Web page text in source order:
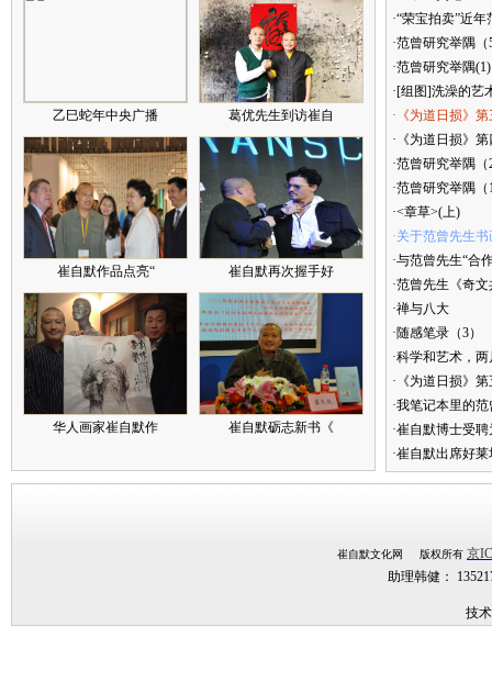
乙巳蛇年中央广播 葛优先生到访崔自
崔自默作品点亮“ 崔自默再次握手好
华人画家崔自默作 崔自默砺志新书《
·“荣宝拍卖”近
·范曾研究举隅（
·范曾研究举隅(1)
·[组图]洗澡的艺
·《为道日损》
·《为道日损》
·范曾研究举隅（
·范曾研究举隅（
·<章草>(上)
·关于范曾先生
·与范曾先生“合
·范曾先生《奇
·禅与八大
·随感笔录（3）
·科学和艺术，
·《为道日损》
·我笔记本里的
·崔自默博士受
·崔自默出席好
崔自默文化网 版权所有 京
助理韩健：
技